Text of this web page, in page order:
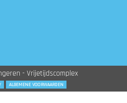
- Vrijetijdscomplex
ALGEMENE VOORWAARDEN